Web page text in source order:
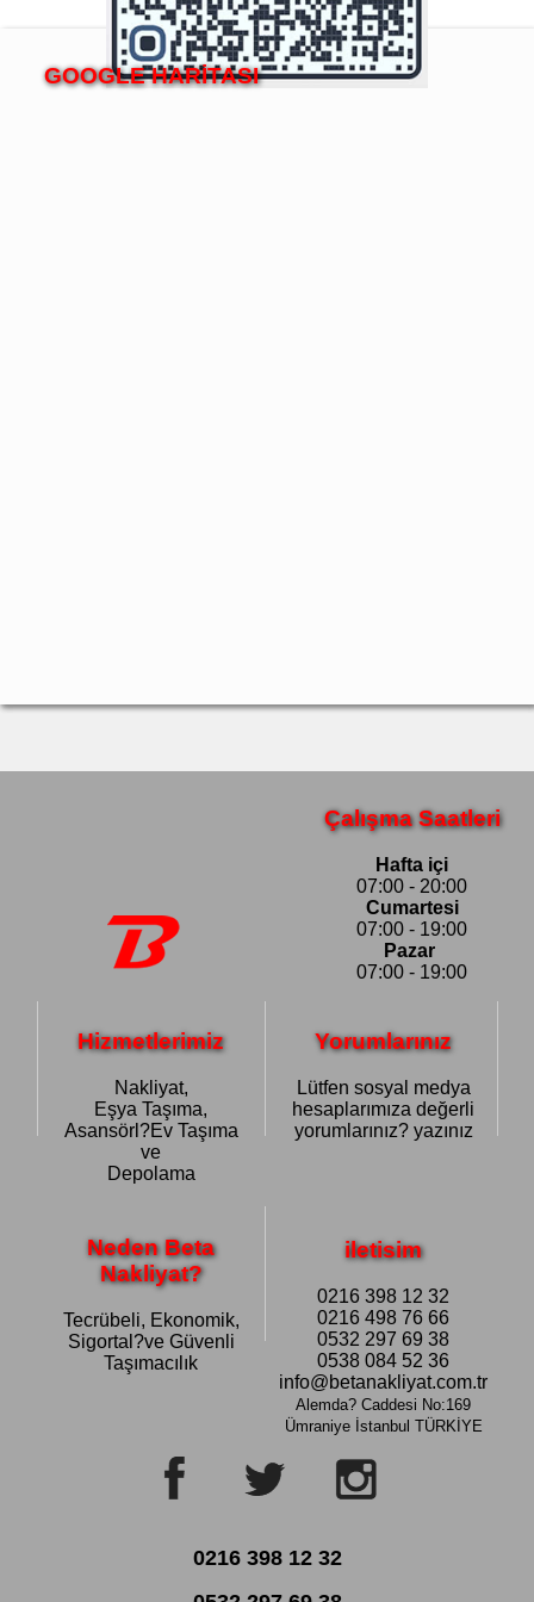
GOOGLE HARİTASI
Çalışma Saatleri
Hafta içi
07:00 - 20:00
Cumartesi
07:00 - 19:00
Pazar
07:00 - 19:00
Hizmetlerimiz
Nakliyat,
Eşya Taşıma,
Asansörl?Ev Taşıma
ve
Depolama
Yorumlarınız
Lütfen sosyal medya
hesaplarımıza değerli
yorumlarınız? yazınız
Neden Beta
Nakliyat?
Tecrübeli, Ekonomik,
Sigortal?ve Güvenli
Taşımacılık
iletisim
0216 398 12 32
0216 498 76 66
0532 297 69 38
0538 084 52 36
info@betanakliyat.com.tr
Alemda? Caddesi No:169
Ümraniyeİstanbul TÜRKİYE
0216 398 12 32